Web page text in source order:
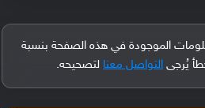
الموجودة في هذه الصفحة بنسبة
التواصل معنا لتصحيحه.